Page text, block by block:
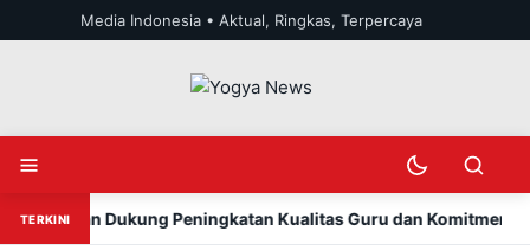
Lewati ke kontenMedia Indonesia • Aktual, Ringkas, Terpercaya
TERKINI Dukung Peningkatan Kualitas Guru dan Komitmen